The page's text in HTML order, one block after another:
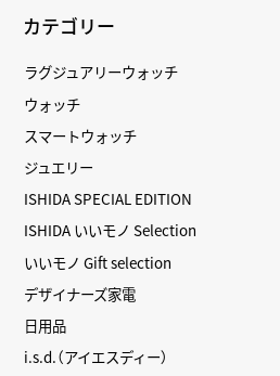
カテゴリー
ラグジュアリーウォッチ
ウォッチ
スマートウォッチ
ジュエリー
ISHIDA SPECIAL EDITION
ISHIDA いいモノ Selection
いいモノ Gift selection
デザイナーズ家電
日用品
i.s.d.（アイエスディー）